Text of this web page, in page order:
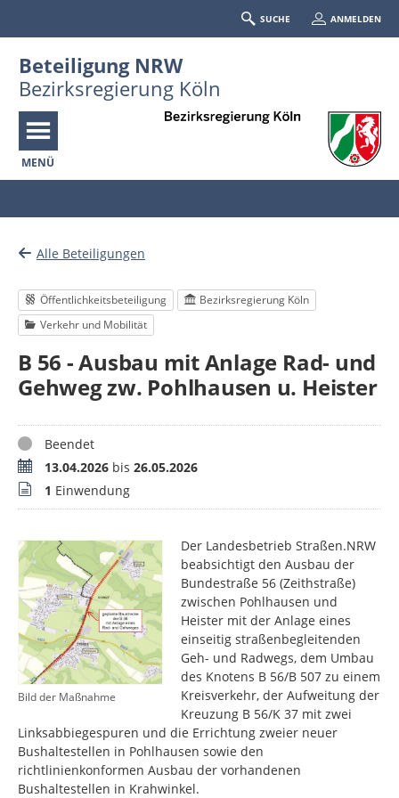
SUCHE ANMELDEN
Beteiligung NRW
Bezirksregierung Köln
MENÜ
Alle Beteiligungen
Öffentlichkeitsbeteiligung
Bezirksregierung Köln
Verkehr und Mobilität
B 56 - Ausbau mit Anlage Rad- und
Gehweg zw. Pohlhausen u. Heister
StatusBeendet
Zeitraum13.04.2026 bis 26.05.2026
Stellungnahmen
1 Einwendung
Bild der Maßnahme
Der Landesbetrieb Straßen.NRW
beabsichtigt den Ausbau der
Bundestraße 56 (Zeithstraße)
zwischen Pohlhausen und
Heister mit der Anlage eines
einseitig straßenbegleitenden
Geh- und Radwegs, dem Umbau
des Knotens B 56/B 507 zu einem
Kreisverkehr, der Aufweitung der
Kreuzung B 56/K 37 mit zwei
Linksabbiegespuren und die Errichtung zweier neuer
Bushaltestellen in Pohlhausen sowie den
richtlinienkonformen Ausbau der vorhandenen
Bushaltestellen in Krahwinkel.